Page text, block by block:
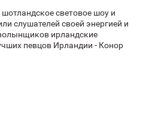
световое шоу и
слушателей своей энергией и
ирландские
певцов Ирландии - Конор